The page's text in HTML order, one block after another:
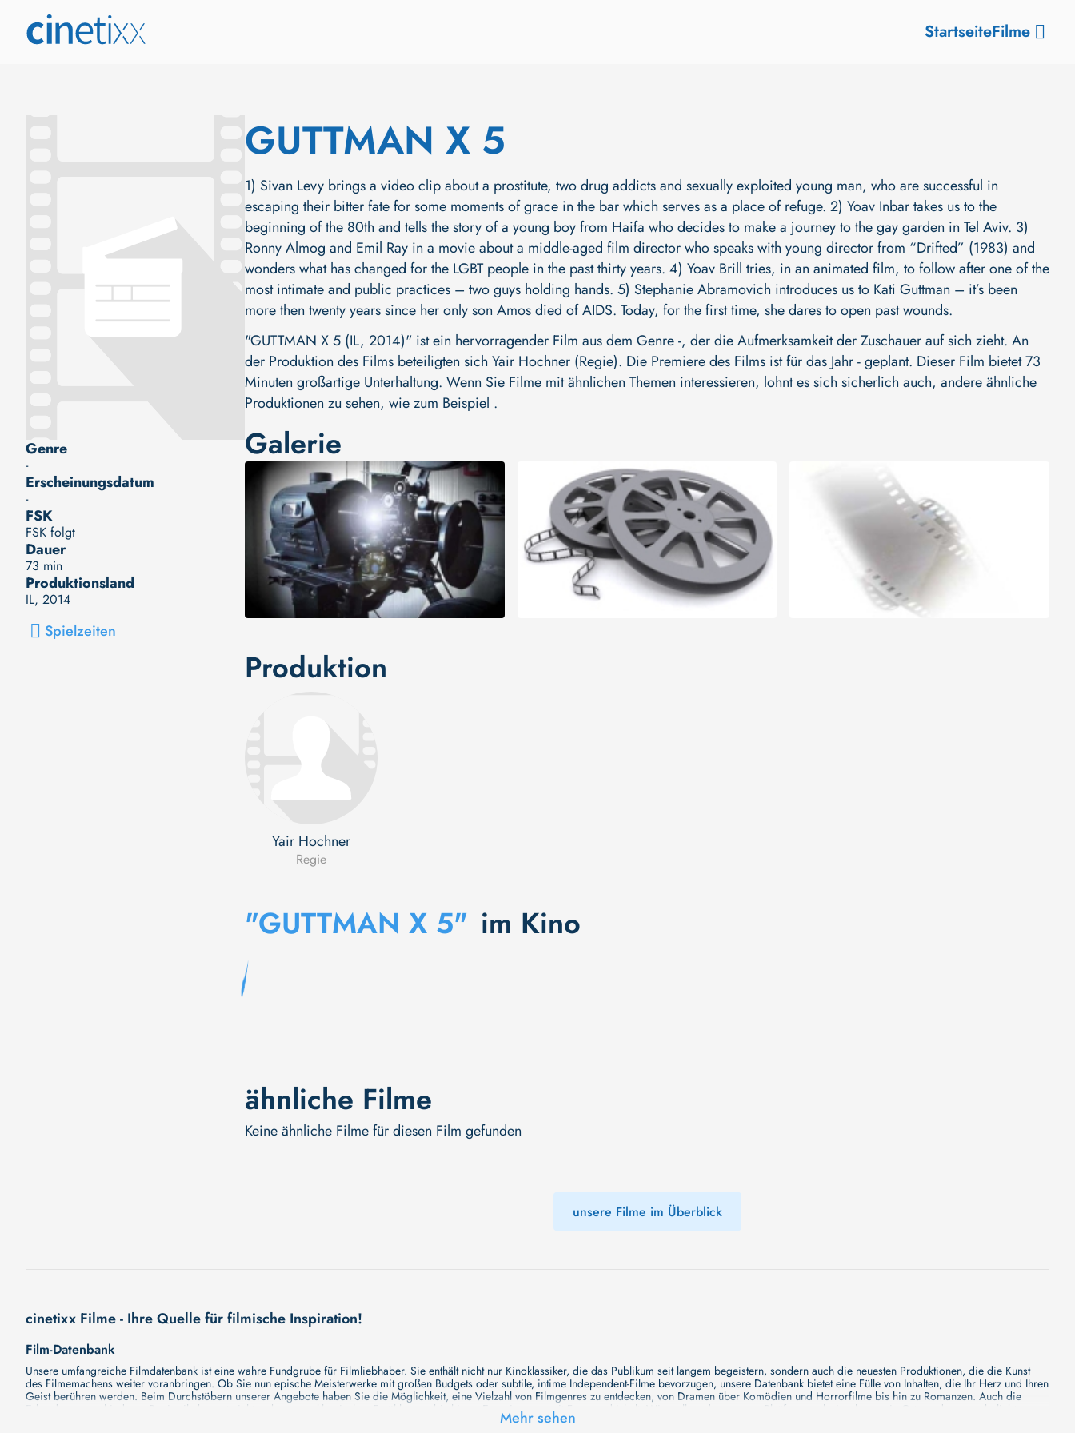
StartseiteFilme
Genre
-
Erscheinungsdatum
-
FSK
FSK folgt
Dauer
73 min
Produktionsland
IL, 2014
Spielzeiten
GUTTMAN X 5
1) Sivan Levy brings a video clip about a prostitute, two drug addicts and sexually exploited young man, who are successful in
escaping their bitter fate for some moments of grace in the bar which serves as a place of refuge. 2) Yoav Inbar takes us to the
beginning of the 80th and tells the story of a young boy from Haifa who decides to make a journey to the gay garden in Tel Aviv. 3)
Ronny Almog and Emil Ray in a movie about a middle-aged film director who speaks with young director from “Drifted” (1983) and
wonders what has changed for the LGBT people in the past thirty years. 4) Yoav Brill tries, in an animated film, to follow after one of the
most intimate and public practices – two guys holding hands. 5) Stephanie Abramovich introduces us to Kati Guttman – it’s been
more then twenty years since her only son Amos died of AIDS. Today, for the first time, she dares to open past wounds.
"GUTTMAN X 5 (IL, 2014)" ist ein hervorragender Film aus dem Genre -, der die Aufmerksamkeit der Zuschauer auf sich zieht. An
der Produktion des Films beteiligten sich Yair Hochner (Regie). Die Premiere des Films ist für das Jahr - geplant. Dieser Film bietet 73
Minuten großartige Unterhaltung. Wenn Sie Filme mit ähnlichen Themen interessieren, lohnt es sich sicherlich auch, andere ähnliche
Produktionen zu sehen, wie zum Beispiel .
Galerie
Produktion
Yair Hochner
Regie
"GUTTMAN X 5" im Kino
ähnliche Filme
Keine ähnliche Filme für diesen Film gefunden
unsere Filme im Überblick
cinetixx Filme - Ihre Quelle für filmische Inspiration!
Film-Datenbank
Unsere umfangreiche Filmdatenbank ist eine wahre Fundgrube für Filmliebhaber. Sie enthält nicht nur Kinoklassiker, die das Publikum seit langem begeistern, sondern auch die neuesten Produktionen, die die Kunst
des Filmemachens weiter voranbringen. Ob Sie nun epische Meisterwerke mit großen Budgets oder subtile, intime Independent-Filme bevorzugen, unsere Datenbank bietet eine Fülle von Inhalten, die Ihr Herz und Ihren
Geist berühren werden. Beim Durchstöbern unserer Angebote haben Sie die Möglichkeit, eine Vielzahl von Filmgenres zu entdecken, von Dramen über Komödien und Horrorfilme bis hin zu Romanzen. Auch die
Erkundung verschiedener Regiestile kommt nicht zu kurz, von klassischen Erzählungen bis hin zu Experimenten mit Form und Inhalt. Wir wollen, dass unsere Plattform mehr ist als nur ein Ort, an dem man beliebte
Hollywood-Hits findet. Natürlich gibt es auch diese, aber darüber hinaus bemühen wir uns, Meisterwerke des unabhängigen Kinos zu zeigen, die von den Mainstream-Medien oft nicht gewürdigt werden. Aus diesem
Mehr sehen